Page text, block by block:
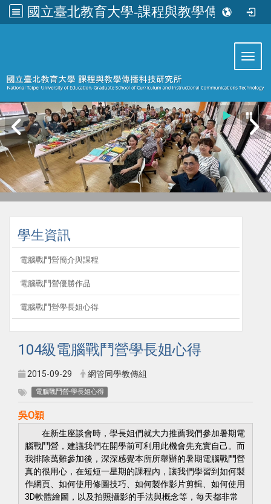
國立臺北教育大學-課程與教學傳播科技研究所
學生資訊
電腦戰鬥營簡介與課程
電腦戰鬥營優勝作品
電腦戰鬥營學長姐心得
104級電腦戰鬥營學長姐心得
2015-09-29 網管同學教傳組
電腦戰鬥營-學長姐心得
吳O穎
在新生座談會時，學長姐們就大力推薦我們參加暑期電
腦戰鬥營，建議我們在開學前可利用此機會先充實自己。而
我排除萬難參加後，深深感覺本所所舉辦的暑期電腦戰鬥營
真的很用心，在短短一星期的課程內，讓我們學習到如何製
作網頁、如何使用修圖技巧、如何製作影片剪輯、如何使用
3D軟體繪圖，以及拍照攝影的手法與概念等，每天都非常